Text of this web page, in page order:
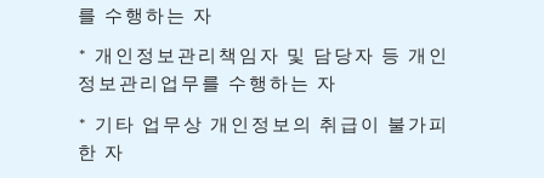
를 수행하는 자
* 개인정보관리책임자 및 담당자 등 개인
정보관리업무를 수행하는 자
* 기타 업무상 개인정보의 취급이
불가피
한 자